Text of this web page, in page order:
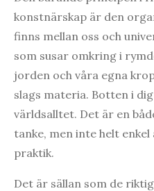
konstnärskap är den
finns mellan oss och
som susar omkring i
jorden och våra egna
slags materia. Botten i
världsalltet. Det är en
tanke, men inte helt
praktik.
Det är sällan som de